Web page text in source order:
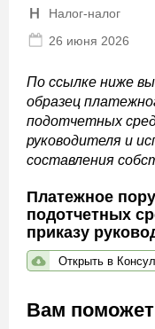
Налог-налог
26 июня 2026
По ссылке ниже
образец
подотчетных
руководителя и
составления
Платежное
подотчетных
приказу
Открыть в
Вам поможет